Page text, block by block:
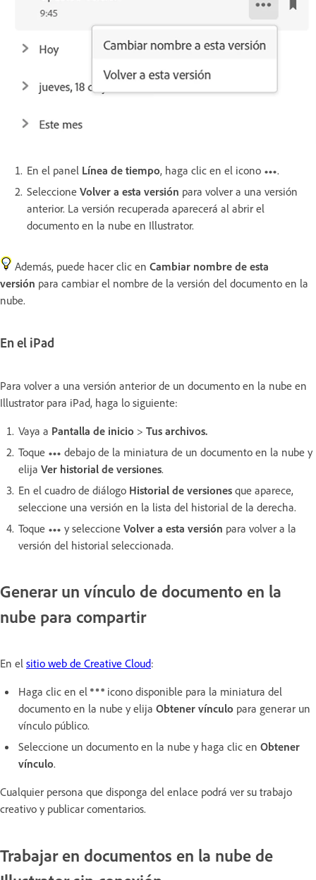
En el panel Línea de tiempo, haga clic en el icono
.
Seleccione Volver a esta versión para volver a una versión
anterior. La versión recuperada aparecerá al abrir el
documento en la nube en Illustrator.
Además, puede hacer clic en Cambiar nombre de esta
versión para cambiar el nombre de la versión del documento en la
nube.
En el iPad
Para volver a una versión anterior de un documento en la nube en
Illustrator para iPad, haga lo siguiente:
Vaya a Pantalla de inicio > Tus archivos.
Toque
debajo de la miniatura de un documento en la nube y
elija Ver historial de versiones.
En el cuadro de diálogo Historial de versiones que aparece,
seleccione una versión en la lista del historial de la derecha.
Toque
y seleccione Volver a esta versión para volver a la
versión del historial seleccionada.
Generar un vínculo de documento en la
nube para compartir
En el sitio web de Creative Cloud:
Haga clic en el
icono disponible para la miniatura del
documento en la nube y elija Obtener vínculo para generar un
vínculo público.
Seleccione un documento en la nube y haga clic en Obtener
vínculo.
Cualquier persona que disponga del enlace podrá ver su trabajo
creativo y publicar comentarios.
Trabajar en documentos en la nube de